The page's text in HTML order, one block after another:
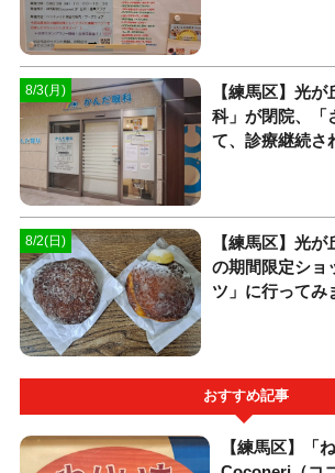
8/3(月)
【練馬区】光
科」が閉院、「
て、診療継続さ
8/2(日)
【練馬区】光
の期間限定ショ
ツ」に行ってみ
おすすめ記事
【練馬区】「